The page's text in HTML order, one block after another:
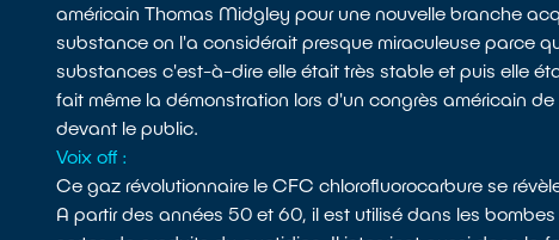
américain Thomas Midgley pour une nouvelle branche
substance on l'a considérait presque miraculeuse parce
substances c'est-à-dire elle était très stable et puis elle
fait même la démonstration lors d'un congrès américain
devant le public.
Voix off :
Ce gaz révolutionnaire le CFC chlorofluorocarbure se
A partir des années 50 et 60, il est utilisé dans les